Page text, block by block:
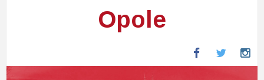
Opole
FacebookTwitter